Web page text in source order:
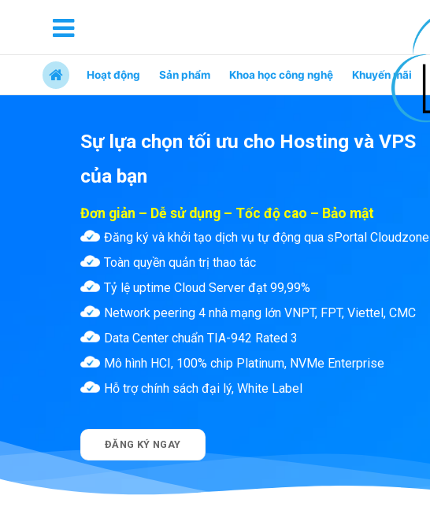
Hoạt động Sản phẩm Khoa học công nghệ Khuyến mãi
Sự lựa chọn tối ưu cho Hosting và VPS
của bạn
Đơn giản – Dễ sử dụng – Tốc độ cao – Bảo mật
Đăng ký và khởi tạo dịch vụ tự động qua sPortal Cloudzone
Toàn quyền quản trị thao tác
Tỷ lệ uptime Cloud Server đạt 99,99%
Network peering 4 nhà mạng lớn VNPT, FPT, Viettel, CMC
Data Center chuẩn TIA-942 Rated 3
Mô hình HCI, 100% chip Platinum, NVMe Enterprise
Hỗ trợ chính sách đại lý, White Label
ĐĂNG KÝ NGAY